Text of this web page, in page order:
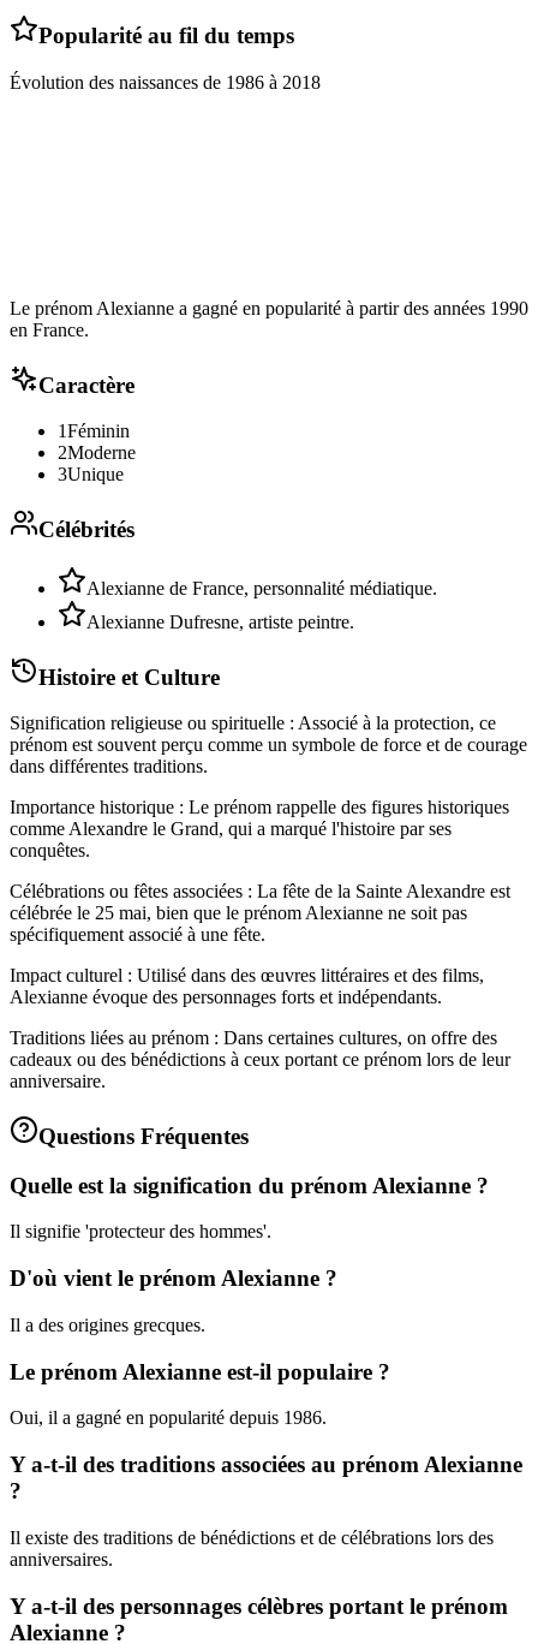
Popularité au fil du temps
Évolution des naissances de 1986 à 2018
Le prénom Alexianne a gagné en popularité à partir des années 1990
en France.
Caractère
1Féminin
2Moderne
3Unique
Célébrités
Alexianne de France, personnalité médiatique.
Alexianne Dufresne, artiste peintre.
Histoire et Culture
Signification religieuse ou spirituelle : Associé à la protection, ce
prénom est souvent perçu comme un symbole de force et de courage
dans différentes traditions.
Importance historique : Le prénom rappelle des figures historiques
comme Alexandre le Grand, qui a marqué l'histoire par ses
conquêtes.
Célébrations ou fêtes associées : La fête de la Sainte Alexandre est
célébrée le 25 mai, bien que le prénom Alexianne ne soit pas
spécifiquement associé à une fête.
Impact culturel : Utilisé dans des œuvres littéraires et des films,
Alexianne évoque des personnages forts et indépendants.
Traditions liées au prénom : Dans certaines cultures, on offre des
cadeaux ou des bénédictions à ceux portant ce prénom lors de leur
anniversaire.
Questions Fréquentes
Quelle est la signification du prénom Alexianne ?
Il signifie 'protecteur des hommes'.
D'où vient le prénom Alexianne ?
Il a des origines grecques.
Le prénom Alexianne est-il populaire ?
Oui, il a gagné en popularité depuis 1986.
Y a-t-il des traditions associées au prénom Alexianne
?
Il existe des traditions de bénédictions et de célébrations lors des
anniversaires.
Y a-t-il des personnages célèbres portant le prénom
Alexianne ?